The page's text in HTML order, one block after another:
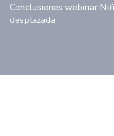
Contáctanos
Conclusiones webinar
desplazada